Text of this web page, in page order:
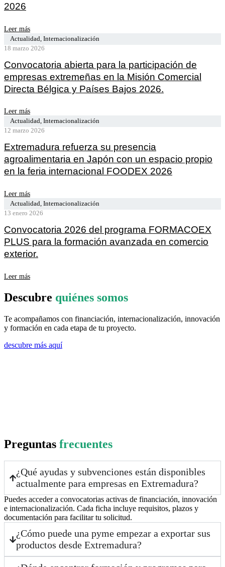
2026
Leer más
Actualidad Internacionalización
18 marzo 2026
Convocatoria abierta para la participación de
empresas extremeñas en la Misión Comercial
Directa Bélgica y Países Bajos 2026.
Leer más
Actualidad, Internacionalización
12 marzo 2026
Extremadura refuerza su presencia
agroalimentaria en Japón con un espacio propio
en la feria internacional FOODEX 2026
Leer más
Actualidad, Internacionalización
13 enero 2026
Convocatoria 2026 del programa FORMACOEX
PLUS para la formación avanzada en comercio
exterior.
Leer más
Descubre quiénes somos
Te acompañamos con financiación, internacionalización, innovación
y formación en cada etapa de tu proyecto.
descubre más aquí
Preguntas frecuentes
¿Qué ayudas y subvenciones están disponibles
actualmente para empresas en Extremadura?
Puedes acceder a convocatorias activas de financiación, innovación
e internacionalización. Cada ficha incluye requisitos, plazos y
documentación para facilitar tu solicitud.
¿Cómo puede una pyme empezar a exportar sus
productos desde Extremadura?